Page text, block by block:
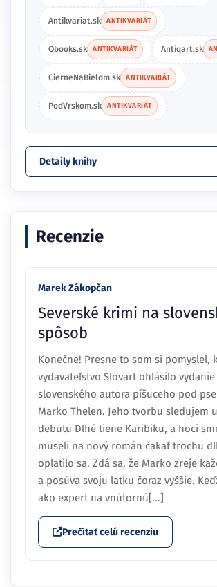
Antikvariat.sk ANTIKVARIÁT
Obooks.sk ANTIKVARIÁT Antiqart.sk
CierneNaBielom.sk ANTIKVARIÁT
PodVrskom.sk ANTIKVARIÁT
Detaily knihy
Recenzie
Marek Zákopčan
Severské krimi na
spôsob
Konečne! Presne to som si pomyslel,
vydavateľstvo Slovart ohlásilo
slovenského autora píšuceho pod
Marko Thelen. Jeho tvorbu sledujem
debutu Dlhé tiene Karibiku, a hoci
museli na nový román čakať trochu
oplatilo sa. Zdá sa, že Marko zreje
a posúva svoju latku čoraz vyššie.
ako expert na vnútornú[...]
Prečítať celú recenziu